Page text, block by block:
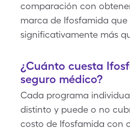
comparación con
marca de Ifosfamida que
significativamente más
¿Cuánto cuesta
seguro médico?
Cada programa
distinto y puede o no
costo de Ifosfamida con